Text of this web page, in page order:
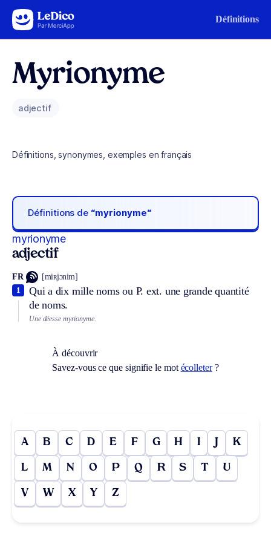
Aller au contenu Définitions
Myrionyme
adjectif
Définitions, synonymes, exemples en français
Définitions de “myrionyme“
myrionyme
adjectif
FR [miʀjɔnim]
Qui a dix mille noms ou P. ext. une grande quantité
de noms.
1
Une déesse myrionyme.
À découvrir
Savez-vous ce que signifie le mot écolleter?
A B C D E F G H I J K
L M N O P Q R S T U
V W X Y Z